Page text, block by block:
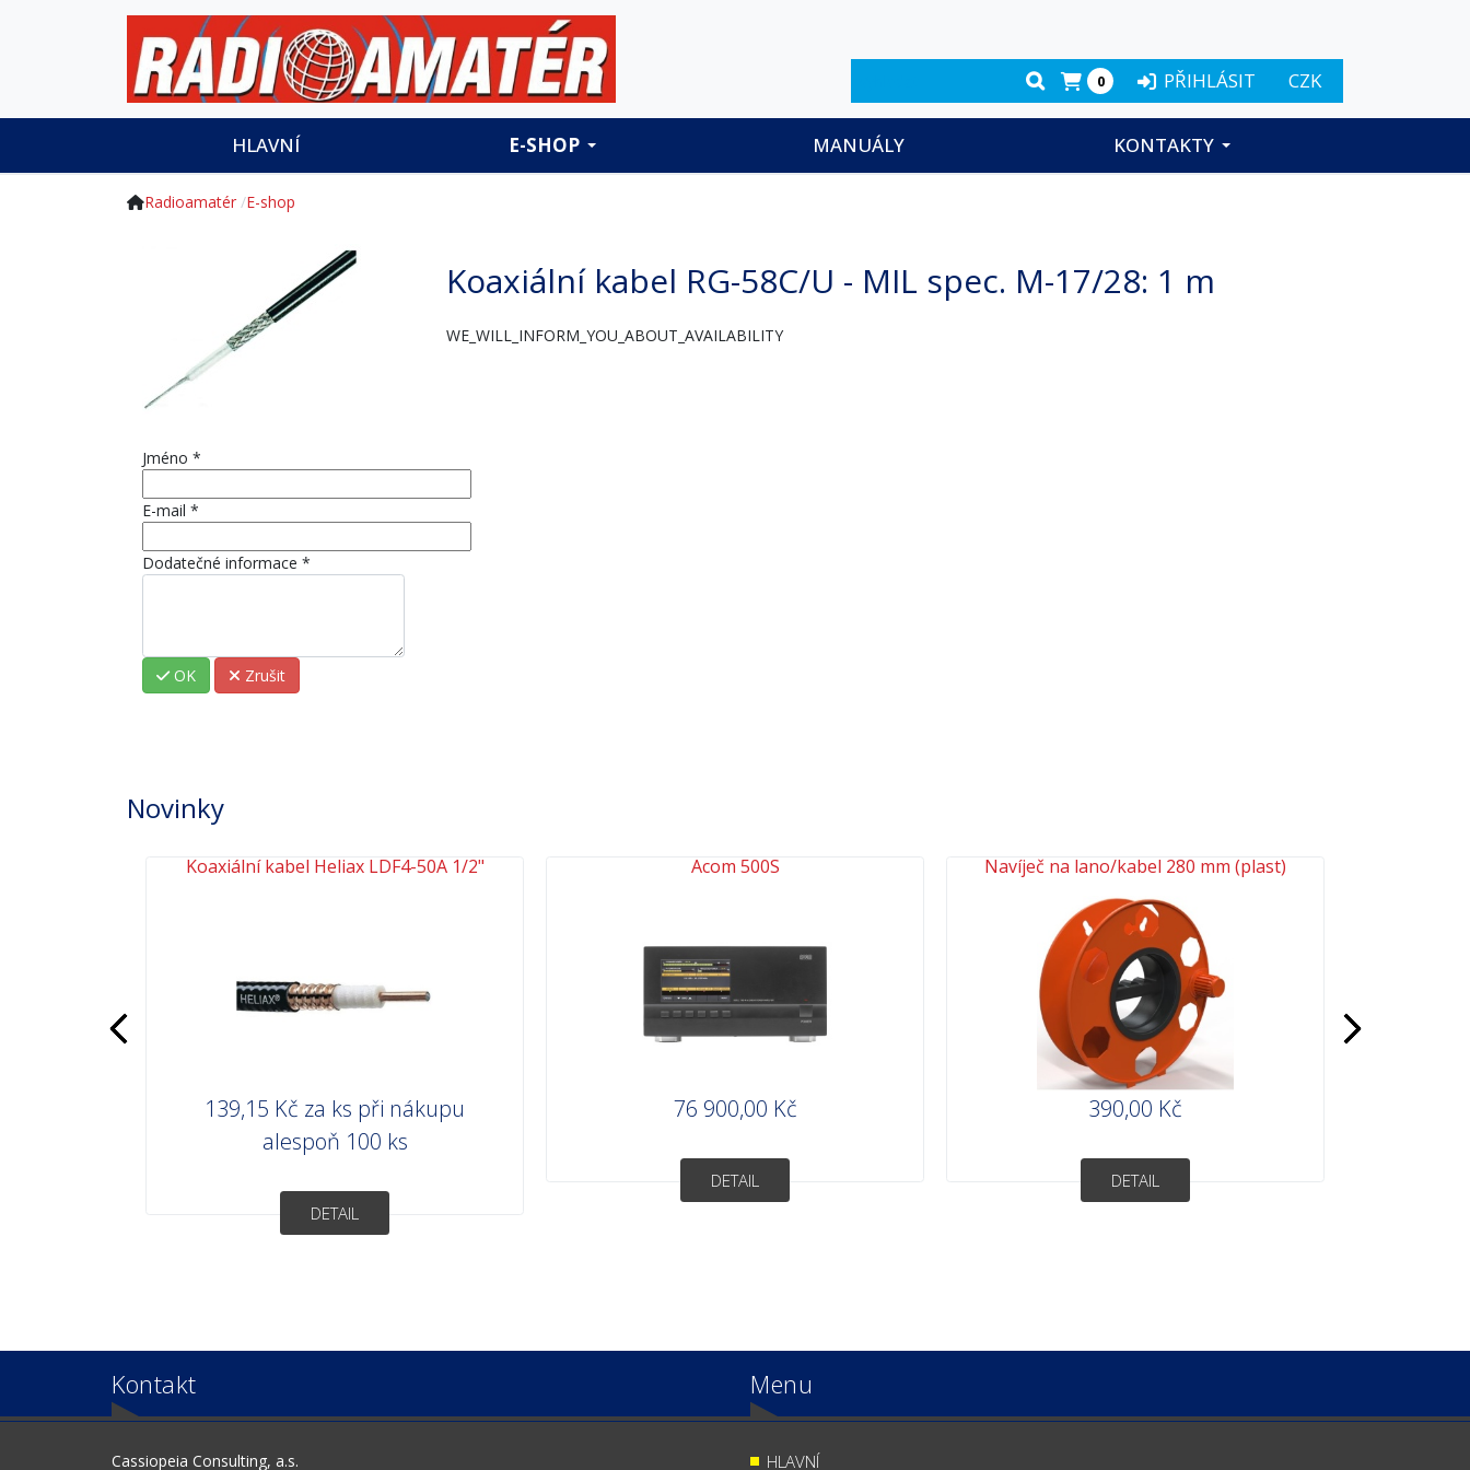
CZK
PŘIHLÁSIT
0
HLAVNÍ E-SHOP MANUÁLY KONTAKTY
Radioamatér E-shop
Koaxiální kabel RG-58C/U - MIL spec. M-17/28: 1 m
WE_WILL_INFORM_YOU_ABOUT_AVAILABILITY
Jméno *
E-mail *
Dodatečné informace *
OK Zrušit
Novinky
Koaxiální kabel Heliax LDF4-50A 1/2"
139,15 Kč za ks při nákupu
alespoň 100 ks
DETAIL
Acom 500S
76 900,00 Kč
DETAIL
Navíječ na lano/kabel 280 mm (plast)
390,00 Kč
DETAIL
Kontakt
Cassiopeia Consulting, a.s.
Menu
HLAVNÍ